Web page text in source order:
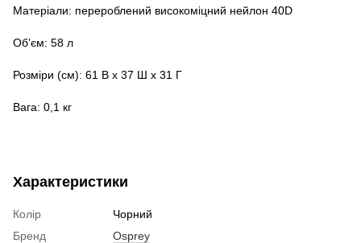
Матеріали: перероблений високоміцний нейлон 40D
Об’єм: 58 л
Розміри (см): 61 В x 37 Ш x 31 Г
Вага: 0,1 кг
Характеристики
Колір
Чорний
Бренд
Osprey